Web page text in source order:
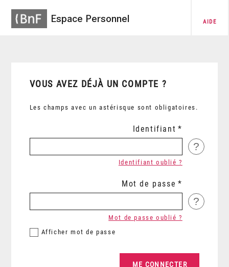
Espace Personnel AIDE
VOUS AVEZ DÉJÀ UN COMPTE ?
Les champs avec un astérisque sont obligatoires.
Identifiant
?
Identifiant oublié ?
Mot de passe
?
Afficher mot de passe
Mot de passe oublié ?